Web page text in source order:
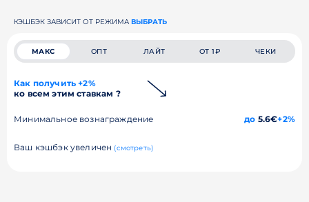
КЭШБЭК ЗАВИСИТ ОТ РЕЖИМА ВЫБРАТЬ
МАКС ОПТ ЛАЙТ ОТ 1₽ ЧЕКИ
Как получить +2%
ко всем этим ставкам ?
Минимальное вознаграждение до 5.6€+2%
Ваш кэшбэк увеличен (смотреть)